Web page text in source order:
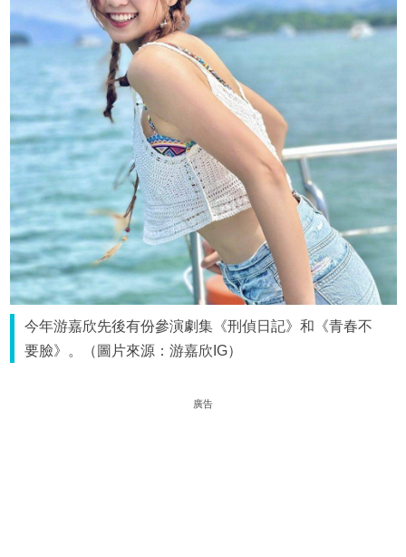
今年游嘉欣先後有份參演劇集《刑偵日記》和《青春不
要臉》。（圖片來源：游嘉欣IG）
廣告